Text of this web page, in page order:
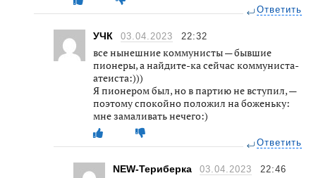
Ответить
УЧК 03.04.2023 22:32
все нынешние коммунисты — бывшие
пионеры, а найдите-ка сейчас коммуниста-
атеиста:)))
Я пионером был, но в партию не вступил, —
поэтому спокойно положил на боженьку:
мне замаливать нечего:)
Ответить
NEW-Териберка 03.04.2023 22:46